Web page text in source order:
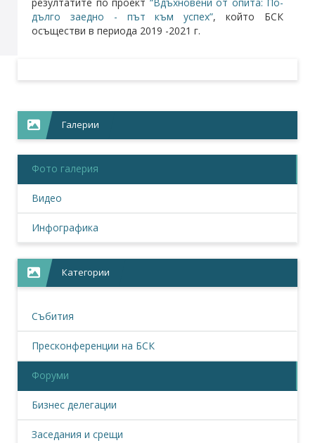
дълго заедно - път към успех”, който БСК
осъществи в периода 2019 -2021 г.
Галерии
Фото галерия
Видео
Инфографика
Категории
Събития
Пресконференции на БСК
Форуми
Бизнес делегации
Заседания и срещи